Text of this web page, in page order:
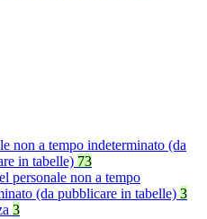
non a tempo indeterminato (da
in tabelle) 73
personale non a tempo
(da pubblicare in tabelle) 3
3